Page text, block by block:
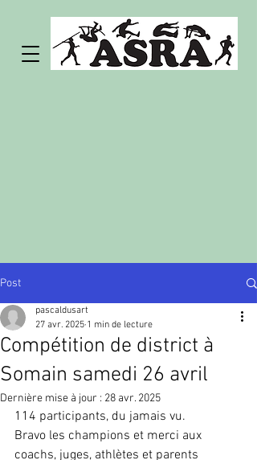
Post
Compétition de district à
Somain samedi 26 avril
pascaldusart
27 avr. 2025 1 min de lecture
Dernière mise à jour : 28 avr. 2025
114 participants, du jamais vu.
Bravo les champions et merci aux
coachs, juges, athlètes et parents